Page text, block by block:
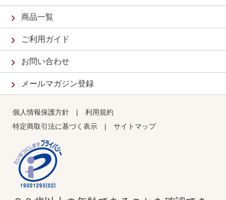
商品一覧
ご利用ガイド
お問い合わせ
メールマガジン登録
個人情報保護方針 | 利用規約
特定商取引法に基づく表示 | サイトマップ